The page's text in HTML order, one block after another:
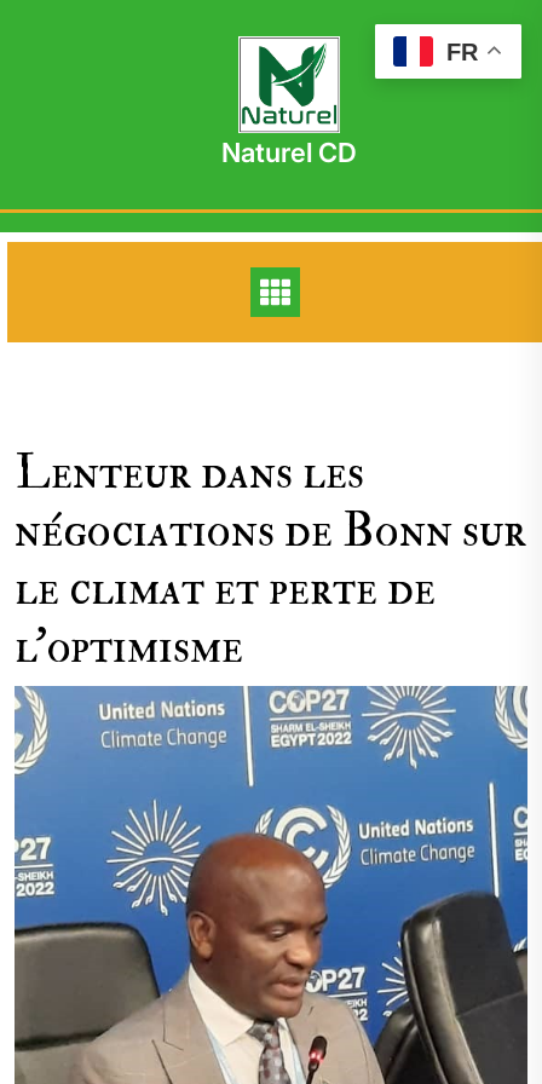
Naturel CD
Lenteur dans les
négociations de Bonn sur
le climat et perte de
l’optimisme
FR